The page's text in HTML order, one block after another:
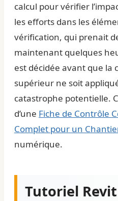
calcul pour vérifier
les efforts dans les
vérification, qui prenait
maintenant quelques
est décidée avant que la
supérieur ne soit
catastrophe potentielle.
d’une Fiche de Contrôle
Complet pour un
numérique.
Tutoriel